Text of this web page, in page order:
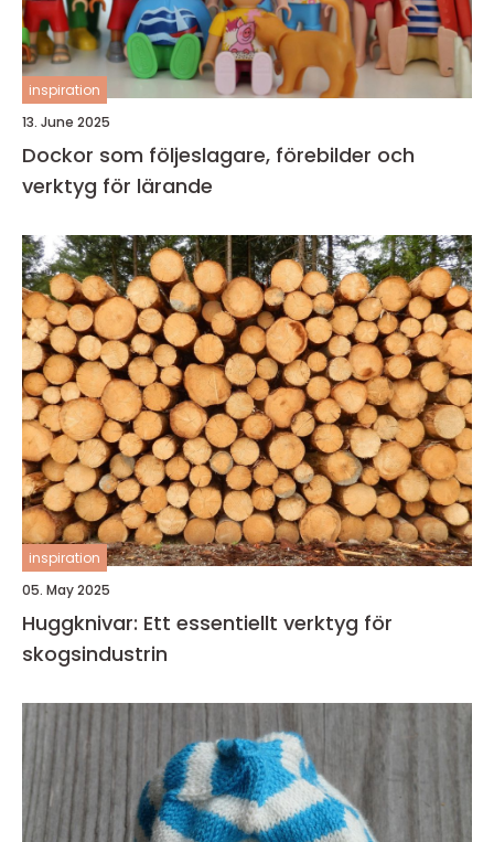
inspiration
13. June 2025
Dockor som följeslagare, förebilder och
verktyg för lärande
inspiration
05. May 2025
Huggknivar: Ett essentiellt verktyg för
skogsindustrin